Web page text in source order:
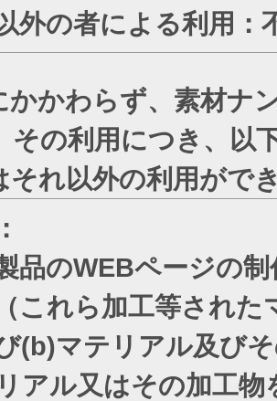
外の者による利用：
かわらず、素材ナ
その利用につき、以
それ以外の利用がで
のWEBページの制
これら加工等され
(b)マテリアル及び
ル又はその加工物